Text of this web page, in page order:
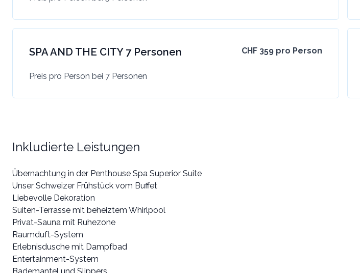
SPA AND THE CITY 7 Personen CHF 359 pro Person
Preis pro Person bei 7 Personen
Inkludierte Leistungen
Übernachtung in der Penthouse Spa Superior Suite
Unser Schweizer Frühstück vom Buffet
Liebevolle Dekoration
Suiten-Terrasse mit beheiztem Whirlpool
Privat-Sauna mit Ruhezone
Raumduft-System
Erlebnisdusche mit Dampfbad
Entertainment-System